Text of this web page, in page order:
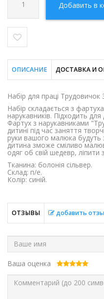
Добавить в
ОПИСАНИЕ ДОСТАВКА И
Набір для праці Трудовичок
Набір складається з
нарукавників. Підходить для
Фартух з нарукавниками
дитині під час заняття
руки вашого малюка будуть
дитина зможе сміливо
одяг об свій шедевр, ліпити
Тканина: болонія сільвер.
Склад: п/е.
Колір: синій.
ОТЗЫВЫ добавить
Ваша оценка